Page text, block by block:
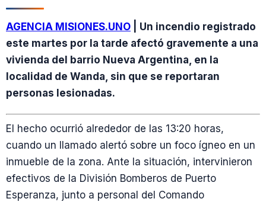
AGENCIA MISIONES.UNO | Un incendio registrado
este martes por la tarde afectó gravemente a una
vivienda del barrio Nueva Argentina, en la
localidad de Wanda, sin que se reportaran
personas lesionadas.
El hecho ocurrió alrededor de las 13:20 horas,
cuando un llamado alertó sobre un foco ígneo en un
inmueble de la zona. Ante la situación, intervinieron
efectivos de la División Bomberos de Puerto
Esperanza, junto a personal del Comando